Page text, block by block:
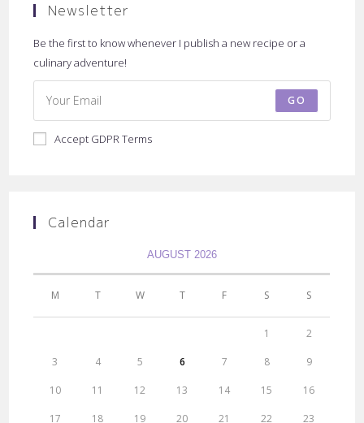
Newsletter
Be the first to know whenever I publish a new recipe or a
culinary adventure!
GO
Accept GDPR Terms
Calendar
AUGUST 2026
M T W T F S S
1 2
3 4 5 6 7 8 9
10 11 12 13 14 15 16
17 18 19 20 21 22 23